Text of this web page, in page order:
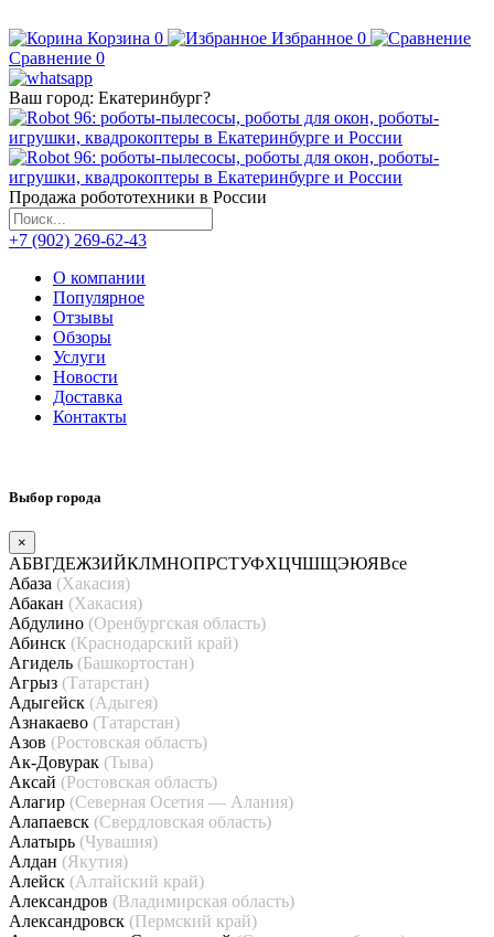
Корзина 0 Избранное 0
Сравнение 0
Ваш город: Екатеринбург?
Продажа робототехники в России
+7 (902) 269-62-43
О компании
Популярное
Отзывы
Обзоры
Услуги
Новости
Доставка
Контакты
Выбор города
×
АБВГДЕЖЗИЙКЛМНОПРСТУФХЦЧШЩЭЮЯВсе
Абаза (Хакасия)
Абакан (Хакасия)
Абдулино (Оренбургская область)
Абинск (Краснодарский край)
Агидель (Башкортостан)
Агрыз (Татарстан)
Адыгейск (Адыгея)
Азнакаево (Татарстан)
Азов (Ростовская область)
Ак-Довурак (Тыва)
Аксай (Ростовская область)
Алагир (Северная Осетия — Алания)
Алапаевск (Свердловская область)
Алатырь (Чувашия)
Алдан (Якутия)
Алейск (Алтайский край)
Александров (Владимирская область)
Александровск (Пермский край)